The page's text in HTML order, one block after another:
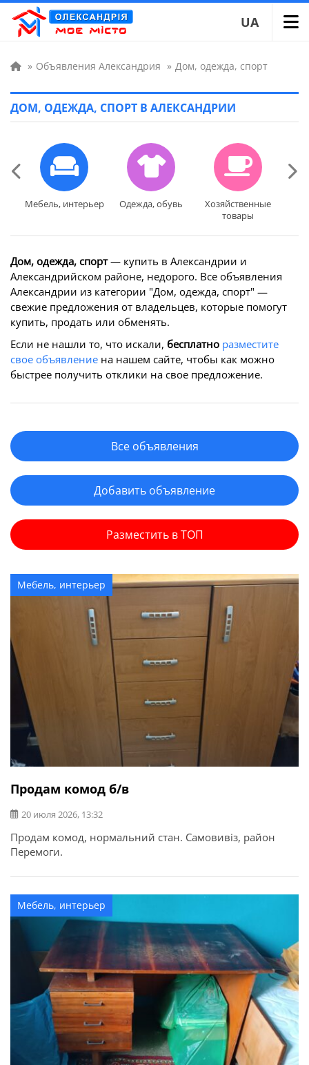
UA
» Объявления Александрия » Дом, одежда, спорт
ДОМ, ОДЕЖДА, СПОРТ В АЛЕКСАНДРИИ
Мебель, интерьер
Мебель, интерьер Одежда, обувь
Одежда, обувь
Хозяйственные
товары
Хозяйственные
товары
Дом, одежда, спорт— купить в Александрии и
Александрийском районе, недорого. Все объявления
Александрии из категории "Дом, одежда, спорт" —
свежие предложения от владельцев, которые помогут
купить, продать или обменять.
Если не нашли то, что искали, бесплатно разместите
свое объявление на нашем сайте, чтобы как можно
быстрее получить отклики на свое предложение.
Все объявления
Добавить объявление
Разместить в ТОП
Мебель, интерьер
Продам комод б/в
20 июля 2026, 13:32
Продам комод, нормальний стан. Самовивіз, район
Перемоги.
Мебель, интерьер